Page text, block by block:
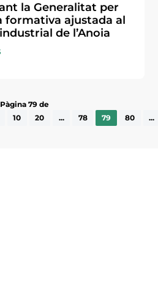
la Generalitat per
formativa ajustada al
de l’Anoia
Pàgina 79 de
10 20 ... 78 79 80 ...